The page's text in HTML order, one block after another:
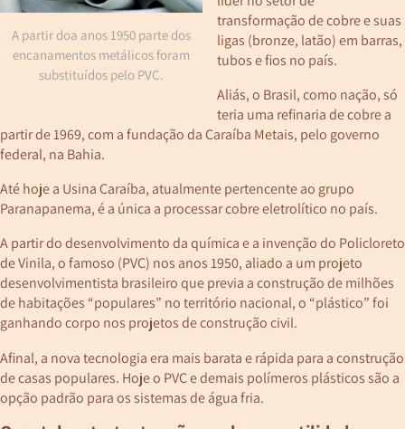
A partir doa anos 1950 parte dos
encanamentos metálicos foram
substituídos pelo PVC.
transformação de cobre e suas
ligas (bronze, latão) em barras,
tubos e fios no país.
Aliás, o Brasil, como nação, só
teria uma refinaria de cobre a
partir de 1969, com a fundação da Caraíba Metais, pelo governo
federal, na Bahia.
Até hoje a Usina Caraíba, atualmente pertencente ao grupo
Paranapanema, é a única a processar cobre eletrolítico no país.
A partir do desenvolvimento da química e a invenção do Policloreto
de Vinila, o famoso (PVC) nos anos 1950, aliado a um projeto
desenvolvimentista brasileiro que previa a construção de milhões
de habitações “populares” no território nacional, o “plástico” foi
ganhando corpo nos projetos de construção civil.
Afinal, a nova tecnologia era mais barata e rápida para a construção
de casas populares. Hoje o PVC e demais polímeros plásticos são a
opção padrão para os sistemas de água fria.